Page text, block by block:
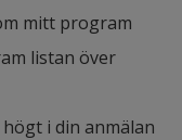
mitt program
listan över
i din anmälan